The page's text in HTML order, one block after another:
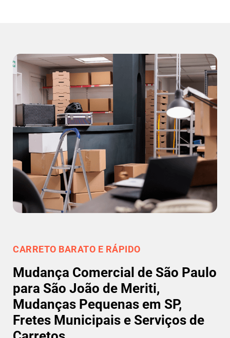
CARRETO BARATO E RÁPIDO
Mudança Comercial de São Paulo
para São João de Meriti,
Mudanças Pequenas em SP,
Fretes Municipais e Serviços de